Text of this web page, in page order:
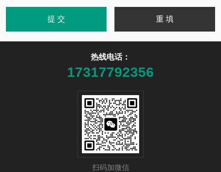
热线电话：
17317792356
扫码加微信